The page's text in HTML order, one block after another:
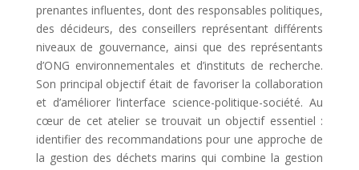
prenantes influentes, dont des responsables politiques,
des décideurs, des conseillers représentant différents
niveaux de gouvernance, ainsi que des représentants
d’ONG environnementales et d’instituts de recherche.
Son principal objectif était de favoriser la collaboration
et d’améliorer l’interface science-politique-société. Au
cœur de cet atelier se trouvait un objectif essentiel :
identifier des recommandations pour une approche de
la gestion des déchets marins qui combine la gestion